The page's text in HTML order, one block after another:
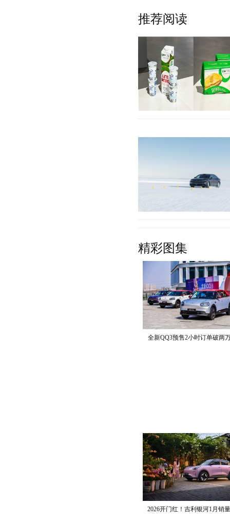
推荐阅读
2026年米兰-科尔蒂纳冬奥
已经率先进入米兰【详细】
动。在零下35℃的严苛环境
精彩图集
全新QQ3预售2小时订单破两
2026开门红！吉利银河1月销